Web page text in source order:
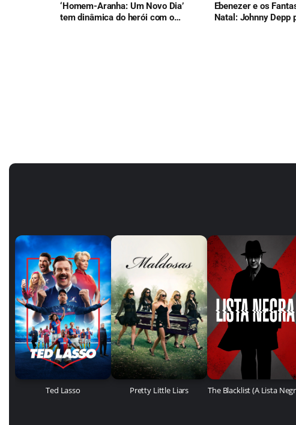
‘Homem-Aranha: Um Novo Dia’
tem dinâmica do herói com o
Ebenezer e os
Natal: Johnny Depp
Ted Lasso Pretty Little Liars The Blacklist (A Lista